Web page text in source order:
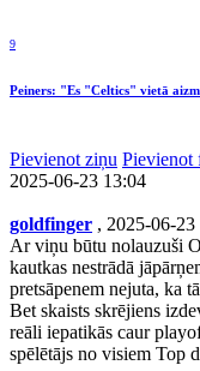
9
Peiners: "Es "Celtics" vietā
Pievienot ziņu Pievienot
2025-06-23 13:04
goldfinger , 2025-06-23
Ar viņu būtu nolauzuši
kautkas nestrādā
pretsāpenem nejuta, ka
Bet skaists skrējiens
reāli iepatikās caur
spēlētājs no visiem Top